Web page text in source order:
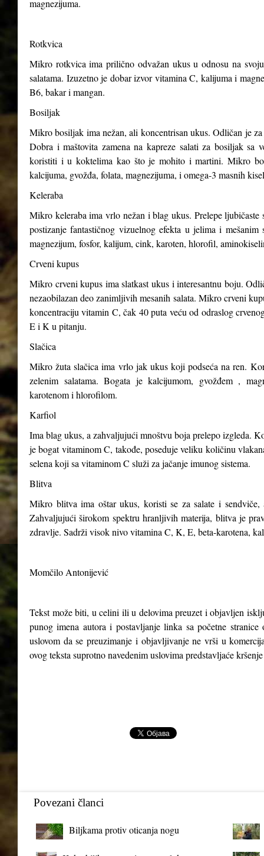
magnezijuma.
Rotkvica
Mikro rotkvica ima prilično odvažan ukus u odnosu na
salatama. Izuzetno je dobar izvor vitamina C, kalijuma i
B6, bakar i mangan.
Bosiljak
Mikro bosiljak ima nežan, ali koncentrisan ukus. Odličan je
Dobra i maštovita zamena na kapreze salati za bosiljak
koristiti i u koktelima kao što je mohito i martini. Mikro
kalcijuma, gvožđa, folata, magnezijuma, i omega-3 masnih
Keleraba
Mikro keleraba ima vrlo nežan i blag ukus. Prelepe
postizanje fantastičnog vizuelnog efekta u jelima i
magnezijum, fosfor, kalijum, cink, karoten, hlorofil,
Crveni kupus
Mikro crveni kupus ima slatkast ukus i interesantnu boju.
nezaobilazan deo zanimljivih mesanih salata. Mikro crveni
koncentraciju vitamin C, čak 40 puta veću od odraslog
E i K u pitanju.
Slačica
Mikro žuta slačica ima vrlo jak ukus koji podseća na ren.
zelenim salatama. Bogata je kalcijumom, gvožđem ,
karotenom i hlorofilom.
Karfiol
Ima blag ukus, a zahvaljujući mnoštvu boja prelepo izgleda.
je bogat vitaminom C, takođe, poseduje veliku količinu
selena koji sa vitaminom C služi za jačanje imunog sistema.
Blitva
Mikro blitva ima oštar ukus, koristi se za salate i
Zahvaljujući širokom spektru hranljivih materija, blitva je
zdravlje. Sadrži visok nivo vitamina C, K, E, beta-karotena,
Momčilo Antonijević
Tekst može biti, u celini ili u delovima preuzet i objavljen
punog imena autora i postavljanje linka sa početne
uslovom da se preuzimanje i objavljivanje ne vrši u
ovog teksta suprotno navedenim uslovima predstavljaće
Povezani članci
Biljkama protiv oticanja nogu